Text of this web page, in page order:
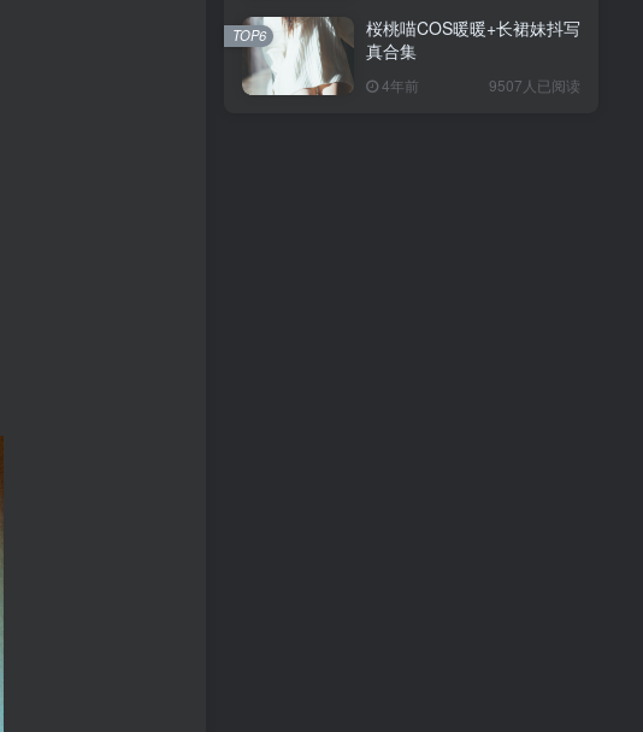
桜桃喵COS暖暖+长裙妹抖写
真合集
4年前 9507人已阅读
TOP6